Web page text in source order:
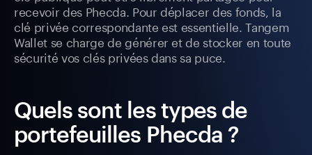
recevoir des Phecda. Pour déplacer des fonds, la
clé privée correspondante est essentielle. Tangem
Wallet se charge de générer et de stocker en toute
sécurité vos clés privées dans sa puce.
Quels sont les types de
portefeuilles Phecda ?